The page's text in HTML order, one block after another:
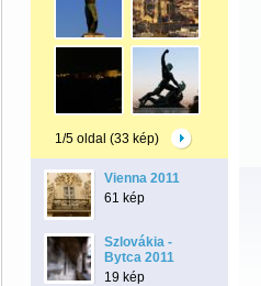
1/5 oldal (33 kép)
Vienna 2011
61 kép
Szlovákia -
Bytca 2011
19 kép